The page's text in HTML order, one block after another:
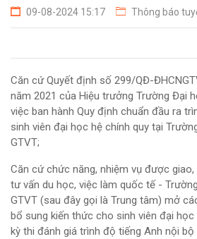
09-08-2024 15:17 Thông báo
Căn cứ Quyết định số 299/QĐ-
năm 2021 của Hiệu trưởng Trường Đại
việc ban hành Quy định chuẩn đầu ra
sinh viên đại học hệ chính quy tại
GTVT;
Căn cứ chức năng, nhiệm vụ được
tư vấn du học, việc làm quốc tế -
GTVT (sau đây gọi là Trung tâm) mở
bổ sung kiến thức cho sinh viên đại
kỳ thi đánh giá trình độ tiếng Anh nội